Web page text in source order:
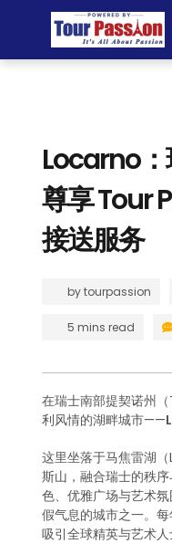
Locarno：
尊享 Tour
接送服务
bytourpassion
5 mins read
在瑞士南部提契诺州
利风情的湖畔城市——
这里坐落于马焦雷湖
斯山，融合瑞士的秩
色、优雅广场与艺术
假气息的城市之一。
吸引全球精英与艺术人